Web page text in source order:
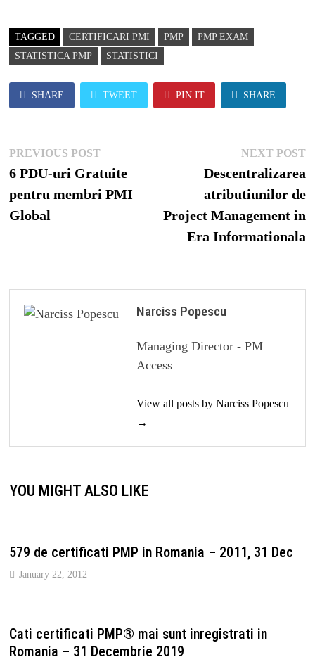
TAGGED CERTIFICARI PMI PMP
PMP EXAM
STATISTICA PMP
STATISTICI
SHARE TWEET PIN IT SHARE
Post
navigation
PREVIOUS POSTPrevious
post:
6 PDU-uri Gratuite
pentru membri PMI
Global
NEXT POST
Descentralizarea
atributiunilor de
Project Management in
Era Informationala
Narciss Popescu
Managing Director - PM
Access
View all posts by Narciss Popescu
→
YOU MIGHT ALSO LIKE
579 de certificati PMP in Romania – 2011, 31 Dec
January 22, 2012
Cati certificati PMP® mai sunt inregistrati in
Romania – 31 Decembrie 2019